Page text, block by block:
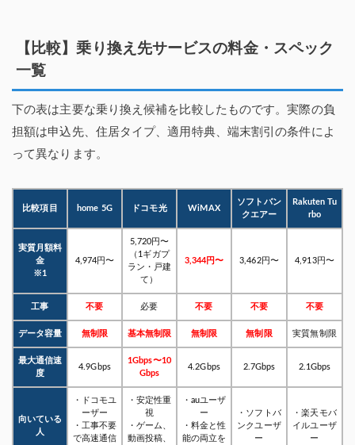
【比較】乗り換え先サービスの料金・スペック
一覧
下の表は主要な乗り換え候補を比較したものです。実際の負
担額は申込先、住居タイプ、適用特典、端末割引の条件によ
って異なります。
比較項目 home 5G ドコモ光 WiMAX
ソフトバン
クエアー
Rakuten Tu
rbo
実質月額料
金
※1
4,974円〜
5,720円〜
（1ギガプ
ラン・戸建
て）
3,344円〜 3,462円〜 4,913円〜
工事 不要 必要 不要 不要 不要
データ容量 無制限 基本無制限 無制限 無制限 実質無制限
最大通信速
度
4.9Gbps
1Gbps〜10
Gbps
4.2Gbps 2.7Gbps 2.1Gbps
向いている
人
・ドコモユ
ーザー
・工事不要
で高速通信
・安定性重
視
・ゲーム、
動画投稿、
・auユーザ
ー
・料金と性
能の両立を
・ソフトバ
ンクユーザ
ー
・楽天モバ
イルユーザ
ー